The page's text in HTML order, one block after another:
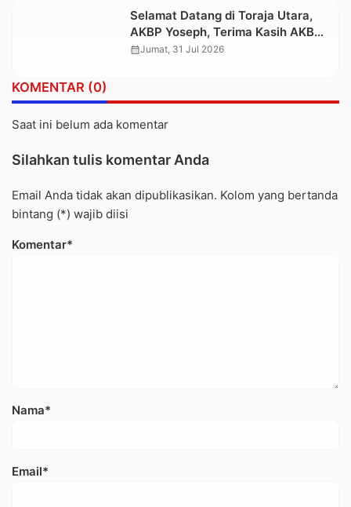
Selamat Datang di Toraja Utara,
AKBP Yoseph, Terima Kasih AKBP
Stephanus
calendar_monthJumat, 31 Jul 2026
KOMENTAR (0)
Saat ini belum ada komentar
Silahkan tulis komentar Anda
Email Anda tidak akan dipublikasikan. Kolom yang bertanda
bintang (*) wajib diisi
Komentar*
Nama*
Email*